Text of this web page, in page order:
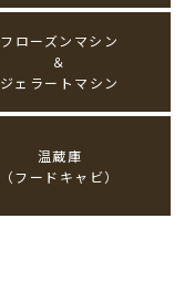
フローズンマシン
＆
ジェラートマシン
温蔵庫
（フードキャビ）